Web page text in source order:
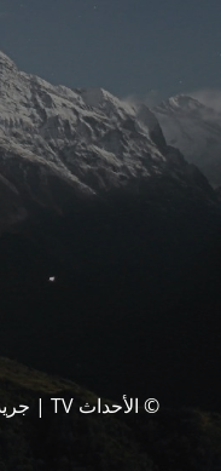
© الأحداث TV | جريدة إلكترونية إخبارية مغربية 2026